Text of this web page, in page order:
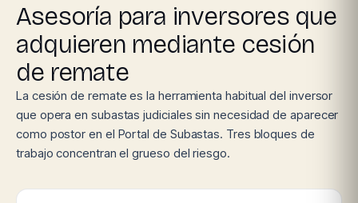
Asesoría para inversores que
adquieren mediante cesión
de remate
La cesión de remate es la herramienta habitual del inversor
que opera en subastas judiciales sin necesidad de aparecer
como postor en el Portal de Subastas. Tres bloques de
trabajo concentran el grueso del riesgo.